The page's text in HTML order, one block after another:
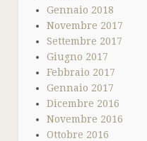
Gennaio 2018
Novembre 2017
Settembre 2017
Giugno 2017
Febbraio 2017
Gennaio 2017
Dicembre 2016
Novembre 2016
Ottobre 2016